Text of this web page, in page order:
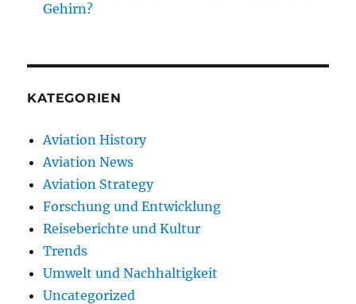
Gehirn?
KATEGORIEN
Aviation History
Aviation News
Aviation Strategy
Forschung und Entwicklung
Reiseberichte und Kultur
Trends
Umwelt und Nachhaltigkeit
Uncategorized